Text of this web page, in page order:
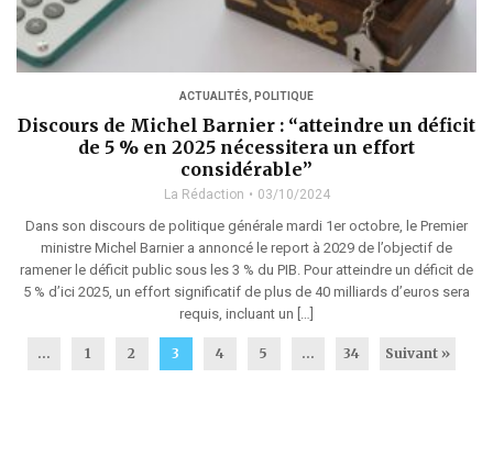
ACTUALITÉS POLITIQUE
Discours de Michel Barnier : “atteindre un déficit
de 5 % en 2025 nécessitera un effort
considérable”
La Rédaction 03/10/2024
Dans son discours de politique générale mardi 1er octobre, le Premier
ministre Michel Barnier a annoncé le report à 2029 de l’objectif de
ramener le déficit public sous les 3 % du PIB. Pour atteindre un déficit de
5 % d’ici 2025, un effort significatif de plus de 40 milliards d’euros sera
requis, incluant un […]
... 1 2 3 4 5 … 34 Suivant »